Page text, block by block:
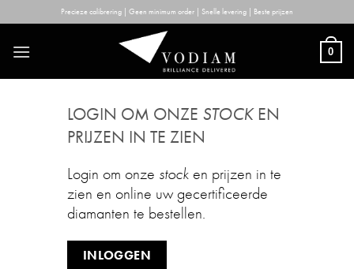
to
content
Precieze calibrering | Geen minimum order | Snelle levering | Beste prijzen
0
LOGIN OM ONZE STOCKEN
PRIJZEN IN TE ZIEN
Login om onze stock en prijzen in te
zien en online uw gecertificeerde
diamanten te bestellen.
INLOGGEN